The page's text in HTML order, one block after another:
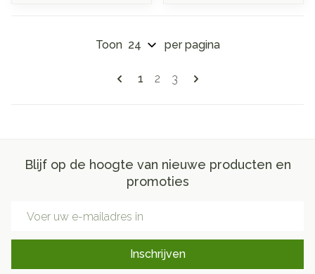
Pagina's
U lees momenteel pagina
1 Pagina
2 Pagina
3
Toon per pagina
Blijf op de hoogte van nieuwe producten en
promoties
Inschrijven